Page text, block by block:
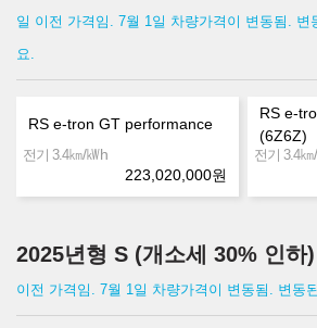
일 이전 가격임. 7월 1일 차량가격이 변동됨. 변
요.
RS e-tron GT performance
전기 3.4㎞/㎾h
223,020,000원
RS e-
(6Z6Z)
전기 3.4㎞
2025년형 S (개소세 30% 인하)
이전 가격임. 7월 1일 차량가격이 변동됨. 변동